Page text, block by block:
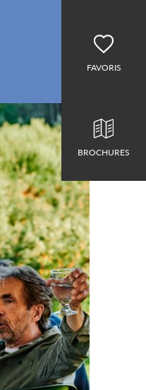
FAVORIS
BROCHURES